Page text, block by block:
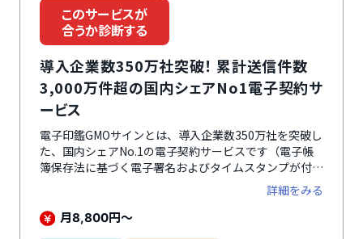
このサービスが
合うか診断する
導入企業数350万社突破！ 累計送信件数
3,000万件超の国内シェアNo1電子契約サ
ービス
電子印鑑GMOサインとは、導入企業数350万社を突破し
た、国内シェアNo.1の電子契約サービスです（電子帳
簿保存法に基づく電子署名およびタイムスタンプが付与
された契約の累計送信件数（タイムスタンプのみの契約
を除く、主な含む電子署名サービスが対象）GMOリサ
ーチ&AI株式会社調べ（2024年12月））。契約締結か
詳細をみる
月8,800円～